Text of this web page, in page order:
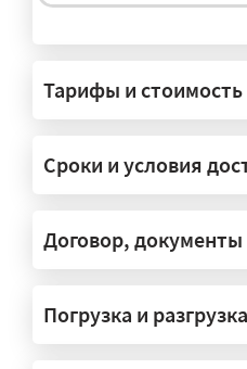
— На тралах и
платформах,
конструкции.
под конкретные
сопровождение?
Тарифы и стоимость
Сроки и условия
Договор, документы
Погрузка и разгрузка